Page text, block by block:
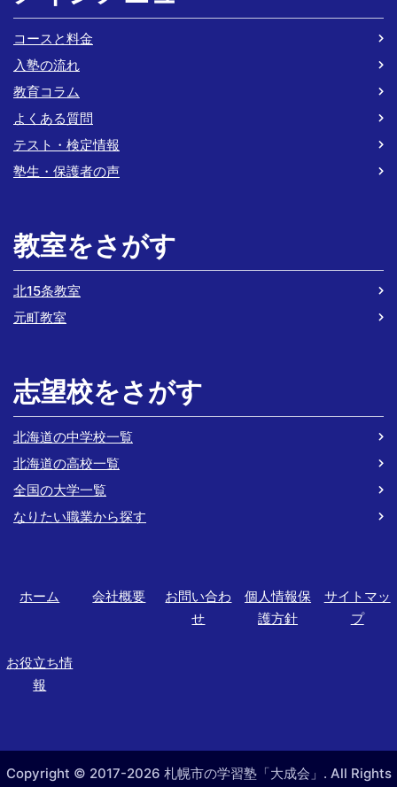
コースと料金
入塾の流れ
教育コラム
よくある質問
テスト・検定情報
塾生・保護者の声
教室をさがす
北15条教室
元町教室
志望校をさがす
北海道の中学校一覧
北海道の高校一覧
全国の大学一覧
なりたい職業から探す
ホーム 会社概要
お問い合わ
せ
個人情報保
護方針
サイトマッ
プ
お役立ち情
報
Copyright © 2017-2026 札幌市の学習塾「大成会」. All Rights